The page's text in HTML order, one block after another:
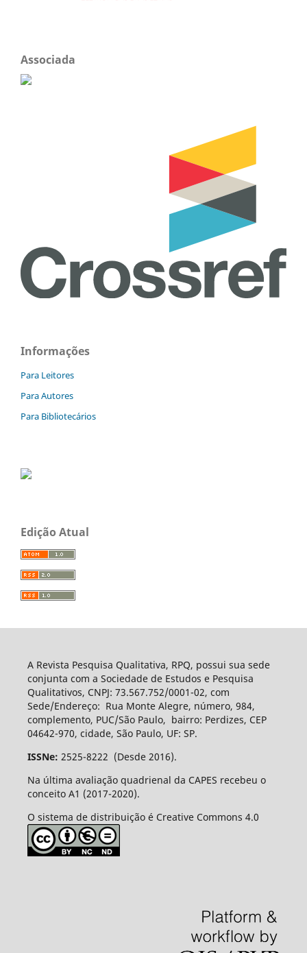
Associada
Informações
Para Leitores
Para Autores
Para Bibliotecários
Edição Atual
A Revista Pesquisa Qualitativa, RPQ, possui sua sede
conjunta com a Sociedade de Estudos e Pesquisa
Qualitativos, CNPJ: 73.567.752/0001-02, com
Sede/Endereço: Rua Monte Alegre, número, 984,
complemento, PUC/São Paulo, bairro: Perdizes, CEP
04642-970, cidade, São Paulo, UF: SP.
ISSNe: 2525-8222 (Desde 2016).
Na última avaliação quadrienal da CAPES recebeu o
conceito A1 (2017-2020).
O sistema de distribuição é Creative Commons 4.0